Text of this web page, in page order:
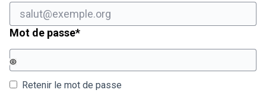
Mot de passe*Champ obligatoire
Retenir le mot de passe